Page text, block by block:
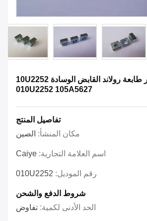
قطع غيار طابعة رولاند القابض الوسادة 10U2252
010U2252 105A5627
تفاصيل المنتج
مكان المنشأ: الصين
اسم العلامة التجارية: Caiye
رقم الموديل: 010U2252
شروط الدفع والشحن
الحد الأدنى لكمية: تفاوض